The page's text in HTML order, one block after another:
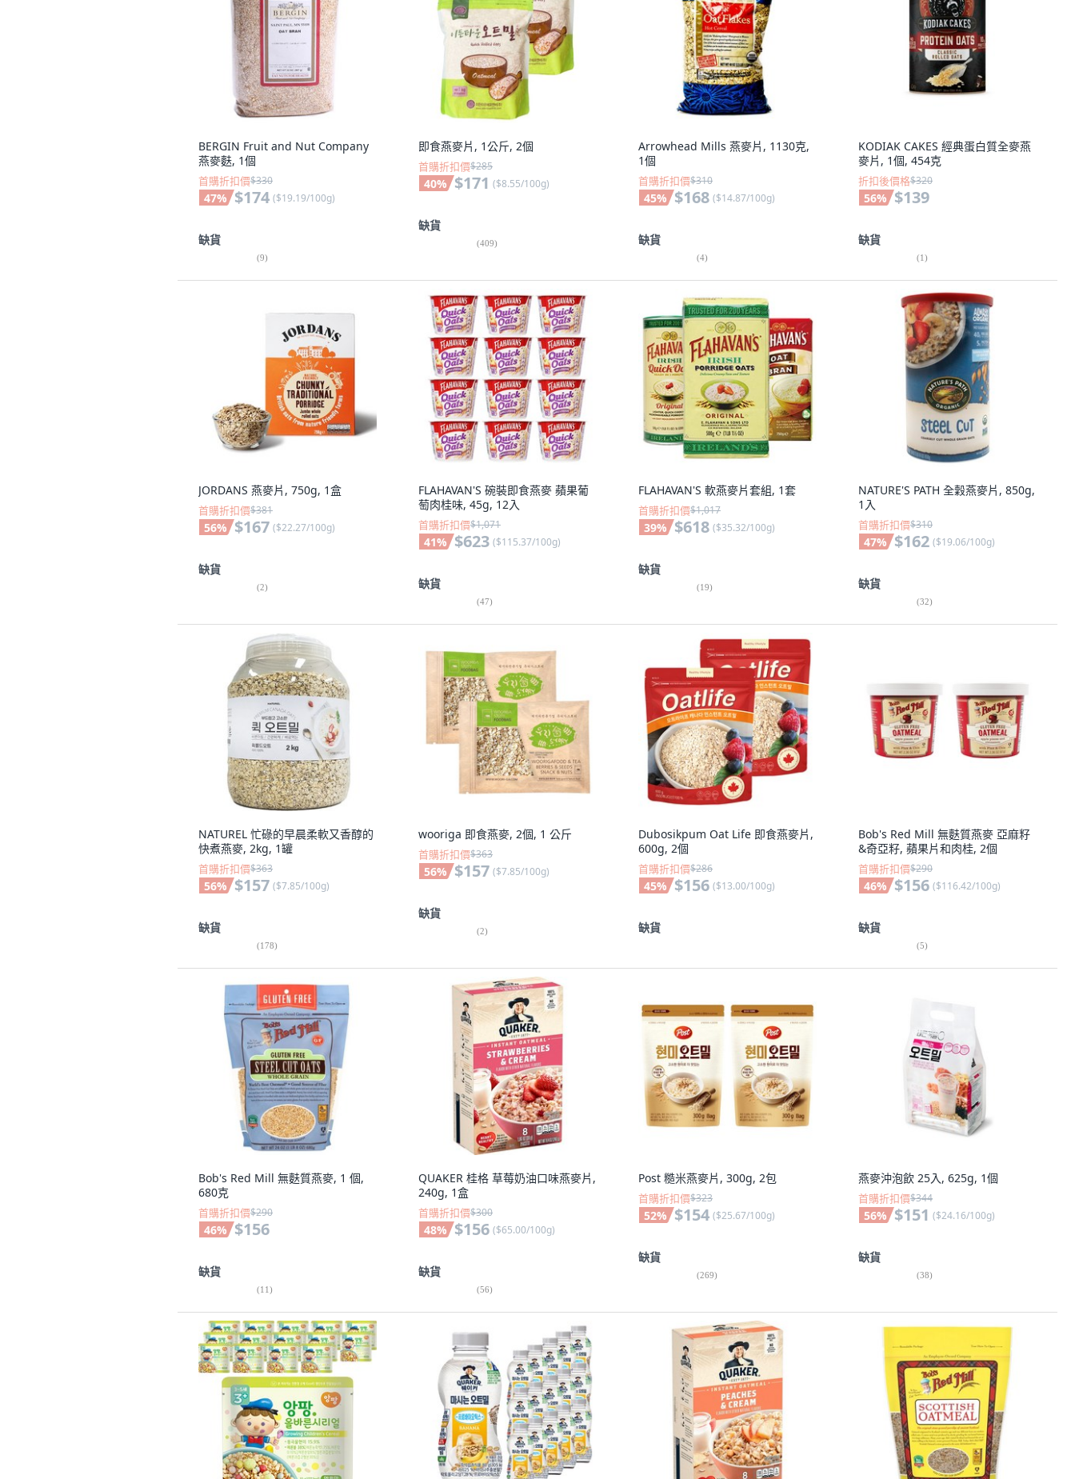
BERGIN Fruit and Nut Company
燕麥麩, 1個
首購折扣價$330
47% $174 ($19.19/100g)
缺貨
(9)
即食燕麥片, 1公斤, 2個
首購折扣價$285
40% $171 ($8.55/100g)
缺貨
(409)
Arrowhead Mills 燕麥片, 1130克,
1個
首購折扣價$310
45% $168 ($14.87/100g)
缺貨
(4)
KODIAK CAKES 經典蛋白質全麥燕
麥片, 1個, 454克
折扣後價格$320
56% $139
缺貨
(1)
JORDANS 燕麥片, 750g, 1盒
首購折扣價$381
56% $167 ($22.27/100g)
缺貨
(2)
FLAHAVAN'S 碗裝即食燕麥 蘋果葡
萄肉桂味, 45g, 12入
首購折扣價$1,071
41% $623 ($115.37/100g)
缺貨
(47)
FLAHAVAN'S 軟燕麥片套組, 1套
首購折扣價$1,017
39% $618 ($35.32/100g)
缺貨
(19)
NATURE'S PATH 全穀燕麥片, 850g,
1入
首購折扣價$310
47% $162 ($19.06/100g)
缺貨
(32)
NATUREL 忙碌的早晨柔軟又香醇的
快煮燕麥, 2kg, 1罐
首購折扣價$363
56% $157 ($7.85/100g)
缺貨
(178)
wooriga 即食燕麥, 2個, 1 公斤
首購折扣價$363
56% $157 ($7.85/100g)
缺貨
(2)
Dubosikpum Oat Life 即食燕麥片,
600g, 2個
首購折扣價$286
45% $156 ($13.00/100g)
缺貨
Bob's Red Mill 無麩質燕麥 亞麻籽
&奇亞籽, 蘋果片和肉桂, 2個
首購折扣價$290
46% $156 ($116.42/100g)
缺貨
(5)
Bob's Red Mill 無麩質燕麥, 1 個,
680克
首購折扣價$290
46% $156
缺貨
(11)
QUAKER 桂格 草莓奶油口味燕麥片,
240g, 1盒
首購折扣價$300
48% $156 ($65.00/100g)
缺貨
(56)
Post 糙米燕麥片, 300g, 2包
首購折扣價$323
52% $154 ($25.67/100g)
缺貨
(269)
燕麥沖泡飲 25入, 625g, 1個
首購折扣價$344
56% $151 ($24.16/100g)
缺貨
(38)